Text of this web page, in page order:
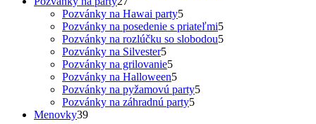
produktov
Pozvánky na Hawai party55
produktov
Pozvánky na posedenie s priateľmi55
produktov
Pozvánky na rozlúčku so slobodou55
Pozvánky na Silvester55
produktov
Pozvánky na grilovanie55
produktov
Pozvánky na Halloween55
produktov
Pozvánky na pyžamovú party55
Pozvánky na záhradnú party55
Menovky3939